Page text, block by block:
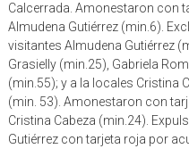
Calcerrada. Amonestaron con
Almudena Gutiérrez (min.6).
visitantes Almudena Gutiérrez
Grasielly (min.25), Gabriela
(min.55); y a la locales Cristina
(min. 53). Amonestaron con
Cristina Cabeza (min.24).
Gutiérrez con tarjeta roja por